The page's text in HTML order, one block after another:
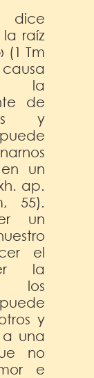
dice
raíz
(1 Tm
la
de
y
un
ap.
55).
un
el
la
los
y
una
no
e